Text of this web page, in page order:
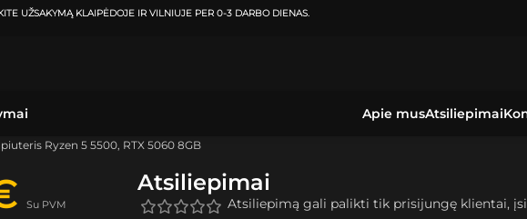
UŽSAKYMĄ KLAIPĖDOJE IR VILNIUJEPER 0-3 DARBO DIENAS.
Apie musAtsiliepimai
Ryzen 5 5500, RTX 5060 8GB
Su PVM
Atsiliepimai
Atsiliepimą gali palikti tik prisijungę klientai,